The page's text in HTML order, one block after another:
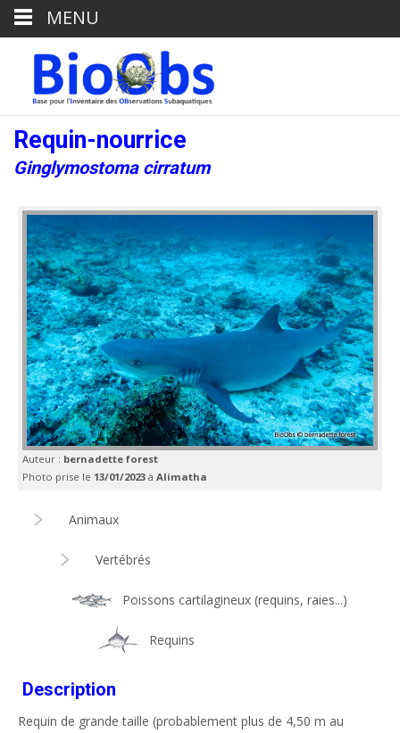
Requin-nourrice
Ginglymostoma cirratum
Auteur : bernadette forest
Photo prise le 13/01/2023 à Alimatha
Animaux
Vertébrés
Poissons cartilagineux (requins, raies...)
Requins
Description
Requin de grande taille (probablement plus de 4,50 m au
MENU